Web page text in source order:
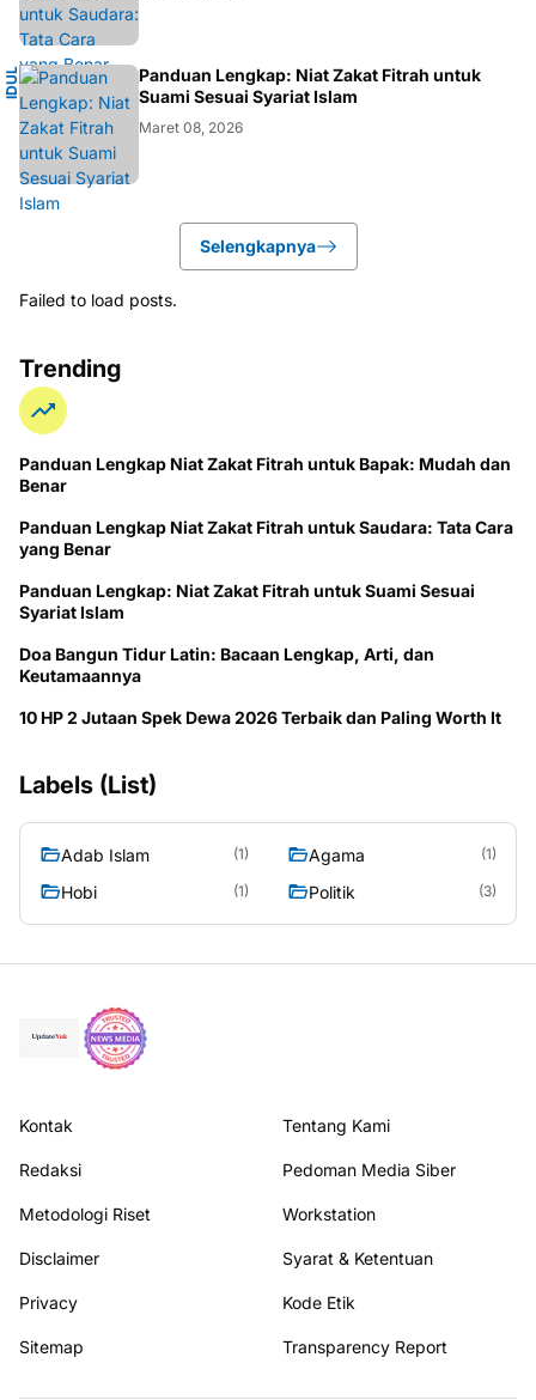
I
D
U
L
F
I
T
RI
Panduan Lengkap: Niat Zakat Fitrah untuk
Suami Sesuai Syariat Islam
Maret 08, 2026
Selengkapnya
Failed to load posts.
Trending
Panduan Lengkap Niat Zakat Fitrah untuk Bapak: Mudah dan
Benar
Panduan Lengkap Niat Zakat Fitrah untuk Saudara: Tata Cara
yang Benar
Panduan Lengkap: Niat Zakat Fitrah untuk Suami Sesuai
Syariat Islam
Doa Bangun Tidur Latin: Bacaan Lengkap, Arti, dan
Keutamaannya
10 HP 2 Jutaan Spek Dewa 2026 Terbaik dan Paling Worth It
Labels (List)
Adab Islam (1) Agama (1)
Hobi (1) Politik (3)
Kontak Tentang Kami
Redaksi Pedoman Media Siber
Metodologi Riset Workstation
Disclaimer Syarat & Ketentuan
Privacy Kode Etik
Sitemap Transparency Report